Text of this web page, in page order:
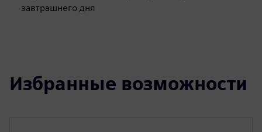
завтрашнего дня
Избранные возможности